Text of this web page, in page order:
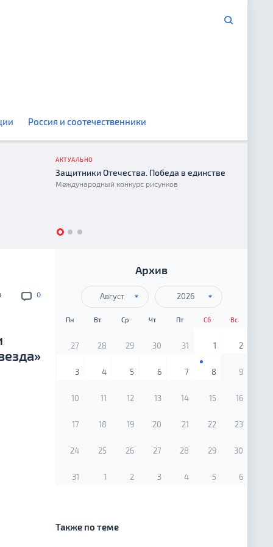
Россия и соотечественники
АКТУАЛЬНО
Защитники Отечества. Победа в единстве
Международный конкурс рисунков
0
Архив
Август 2026
Пн Вт Ср Чт Пт Сб Вс
27 28 29 30 31 1 2
3 4 5 6 7 8 9
10 11 12 13 14 15 16
17 18 19 20 21 22 23
24 25 26 27 28 29 30
31 1 2 3 4 5 6
Также по теме